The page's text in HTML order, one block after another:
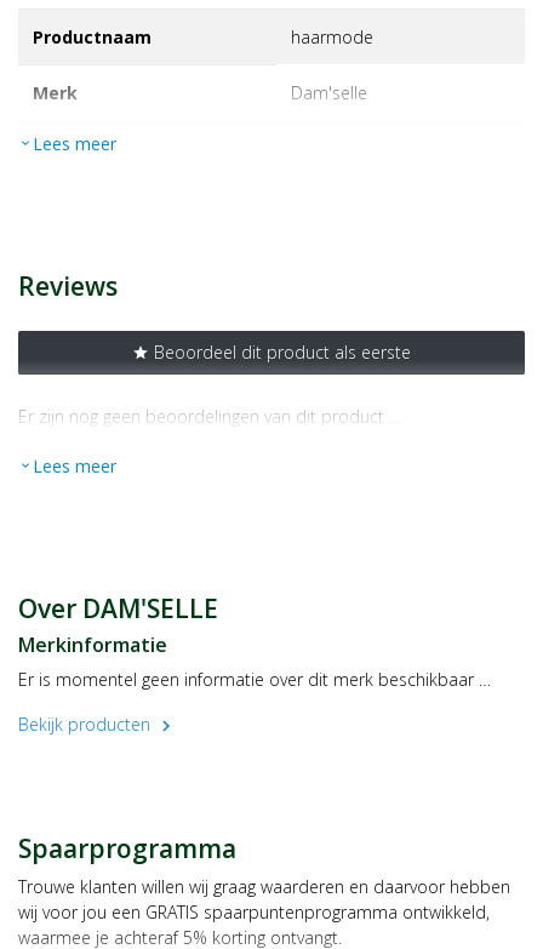
Productnaam haarmode
Merk dam'selle
EAN
expand_more Lees meer
Reviews
star Beoordeel dit product als eerste
Er zijn nog geen beoordelingen van dit product …
expand_more Lees meer
Over DAM'SELLE
Merkinformatie
Er is momentel geen informatie over dit merk beschikbaar …
Bekijk producten
chevron_right
Spaarprogramma
Trouwe klanten willen wij graag waarderen en daarvoor hebben
wij voor jou een GRATIS spaarpuntenprogramma ontwikkeld,
waarmee je achteraf 5% korting ontvangt.